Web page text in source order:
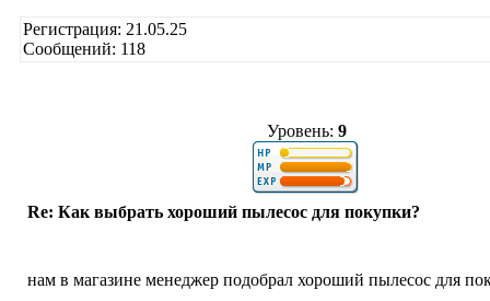
Регистрация: 21.05.25
Сообщений: 118
Уровень: 9
Re: Как выбрать хороший пылесос для покупки?
нам в магазине менеджер подобрал хороший пылесос для